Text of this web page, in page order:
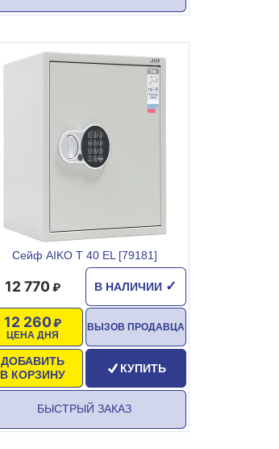
Сейф AIKO T 40 EL [79181]
В НАЛИЧИИ ✓
12 770
ЦЕНА ДНЯ
12 260
ДОБАВИТЬ
В КОРЗИНУ
ВЫЗОВ ПРОДАВЦА
КУПИТЬ
БЫСТРЫЙ ЗАКАЗ